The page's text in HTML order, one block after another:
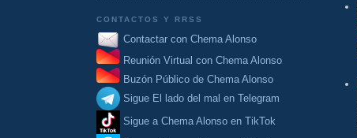
CONTACTOS Y RRSS
Contactar con Chema Alonso
Reunión Virtual con Chema Alonso
Buzón Público de Chema Alonso
Sigue El lado del mal en Telegram
Sigue a Chema Alonso en TikTok